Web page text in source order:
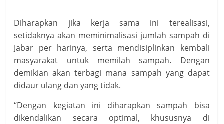
Diharapkan jika kerja sama ini terealisasi,
setidaknya akan meminimalisasi jumlah sampah di
Jabar per harinya, serta mendisiplinkan kembali
masyarakat untuk memilah sampah. Dengan
demikian akan terbagi mana sampah yang dapat
didaur ulang dan yang tidak.
“Dengan kegiatan ini diharapkan sampah bisa
dikendalikan secara optimal, khususnya di